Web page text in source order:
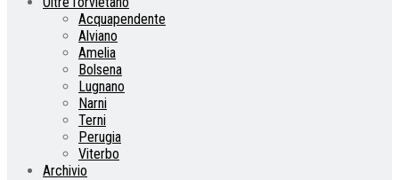
Acquapendente
Alviano
Amelia
Bolsena
Lugnano
Narni
Terni
Perugia
Viterbo
Archivio